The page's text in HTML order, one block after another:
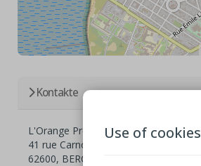
Kontakte
L'Orange Pressée
41 rue Carnot
62600, BERCK
Use of cookies